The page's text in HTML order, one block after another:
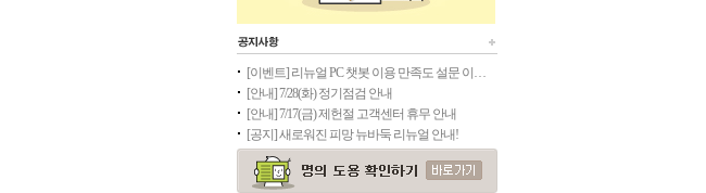
[이벤트] 리뉴얼 PC 챗봇 이용 만족도 설문 이벤트
[안내] 7/28(화) 정기점검 안내
[안내] 7/17(금) 제헌절 고객센터 휴무 안내
[공지] 새로워진 피망 뉴바둑 리뉴얼 안내!